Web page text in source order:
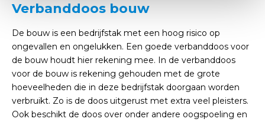
Verbanddoos bouw
De bouw is een bedrijfstak met een hoog risico op
ongevallen en ongelukken. Een goede verbanddoos voor
de bouw houdt hier rekening mee. In de verbanddoos
voor de bouw is rekening gehouden met de grote
hoeveelheden die in deze bedrijfstak doorgaan worden
verbruikt. Zo is de doos uitgerust met extra veel pleisters.
Ook beschikt de doos over onder andere oogspoeling en